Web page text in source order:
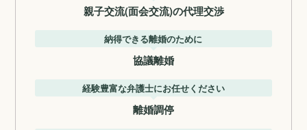
親子交流(面会交流)の代理交渉
納得できる離婚のために
協議離婚
経験豊富な弁護士にお任せください
離婚調停